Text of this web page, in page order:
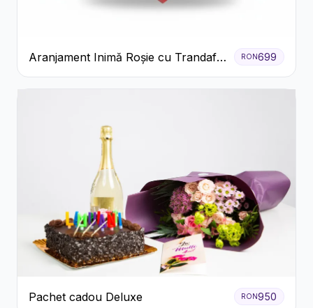
Aranjament Inimă Roșie cu Trandafiri
și Ferrero Rocher Premium
RON699
Pachet cadou Deluxe RON950